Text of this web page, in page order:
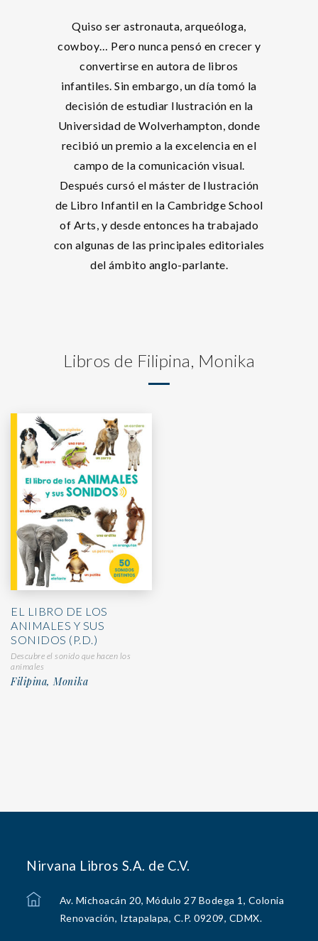
Quiso ser astronauta, arqueóloga,
cowboy… Pero nunca pensó en crecer y
convertirse en autora de libros
infantiles. Sin embargo, un día tomó la
decisión de estudiar Ilustración en la
Universidad de Wolverhampton, donde
recibió un premio a la excelencia en el
campo de la comunicación visual.
Después cursó el máster de Ilustración
de Libro Infantil en la Cambridge School
of Arts, y desde entonces ha trabajado
con algunas de las principales editoriales
del ámbito anglo-parlante.
Libros de Filipina, Monika
EL LIBRO DE LOS
ANIMALES Y SUS
SONIDOS (P.D.)
Descubre el sonido que hacen los
animales
Filipina, Monika
Nirvana Libros S.A. de C.V.
Av. Michoacán 20, Módulo 27 Bodega 1, Colonia
Renovación, Iztapalapa, C.P. 09209, CDMX.